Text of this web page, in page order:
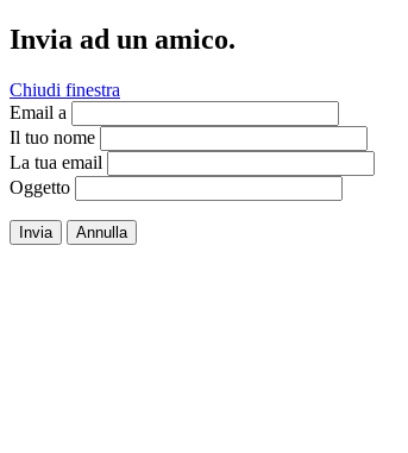
Invia ad un amico.
Chiudi finestra
Email a
Il tuo nome
La tua email
Oggetto
Invia Annulla